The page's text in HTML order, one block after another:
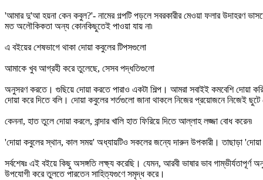
'আমার দু'আ হয়না কেন কবুল?'- নামের গল্পটি পড়লে সবরকারীর মেওয়া ফলার উদাহরণ
মত অলৌকিকতা অন্য কোনকিছুতেই পাওয়া যায় না৷
এ বইয়ের শেষভাগে থাকা দোয়া কবুলের টিপসগুলো
আমাকে খুব আগ্রহী করে তুলেছে, সেসব পদ্ধতিগুলো
অনুসরণ করতে। গুছিয়ে দোয়া করতে পারাও একটা শিল্প। আমরা সবাইই কমবেশি দোয়া
দোয়া করে দিতে বলি। দোয়া কবুলের শর্তগুলো জানা থাকলে নিজের প্রয়োজনে নিজেই
কেননা, হাত তুলে দোয়া করলে, বান্দার খালি হাত ফিরিয়ে দিতে আল্লাহ লজ্জা বোধ করেন৷
'দোয়া কবুলের স্থান, কাল সময়' অধ্যায়টিও সকলের জন্যে দারুন উপকারী। তাছাড়া
সর্বশেষঃ এই বইয়ে কিছু অসঙ্গতি লক্ষ্য করেছি। যেমন, আরবী ভাষার ভাব
উপযোগী করে তুলতে পারতেন সাহিত্যগুণে সমৃদ্ধ করে।